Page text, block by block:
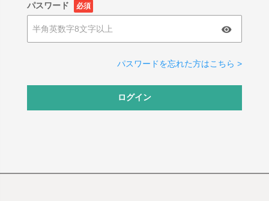
パスワード 必須
パスワードを忘れた方はこちら >
ログイン